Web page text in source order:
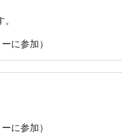
に参加）
に参加）